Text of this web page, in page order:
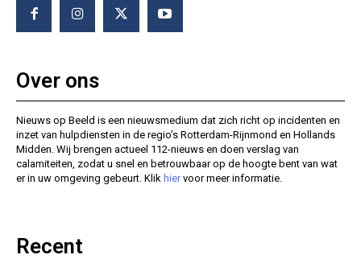
Over ons
Nieuws op Beeld is een nieuwsmedium dat zich richt op incidenten en
inzet van hulpdiensten in de regio’s Rotterdam-Rijnmond en Hollands
Midden. Wij brengen actueel 112-nieuws en doen verslag van
calamiteiten, zodat u snel en betrouwbaar op de hoogte bent van wat
er in uw omgeving gebeurt. Klik hiervoor meer informatie.
Recent